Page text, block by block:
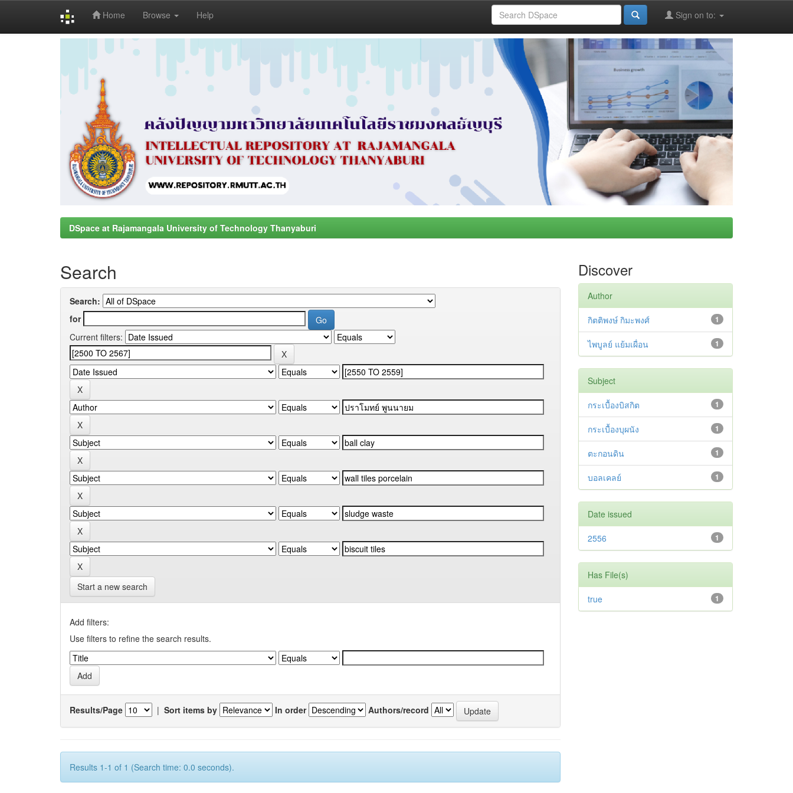
Home Browse Help Sign on to:
DSpace at Rajamangala University of Technology Thanyaburi
Search
Search:
for
Current filters:
Start a new search
Add filters:
Use filters to refine the search results.
Results/Page | Sort items by In order Authors/record
Results 1-1 of 1 (Search time: 0.0 seconds).
Discover
Author
1
กิตติพงษ์ กิมะพงศ์
1
ไพบูลย์ แย้มเผื่อน
Subject
1
กระเบื้องบิสกิต
1
กระเบื้องบุผนัง
1
ตะกอนดิน
1
บอลเคลย์
Date issued
1
2556
Has File(s)
1
true